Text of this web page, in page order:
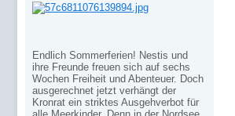
Endlich Sommerferien! Nestis und
ihre Freunde freuen sich auf sechs
Wochen Freiheit und Abenteuer. Doch
ausgerechnet jetzt verhängt der
Kronrat ein striktes Ausgehverbot für